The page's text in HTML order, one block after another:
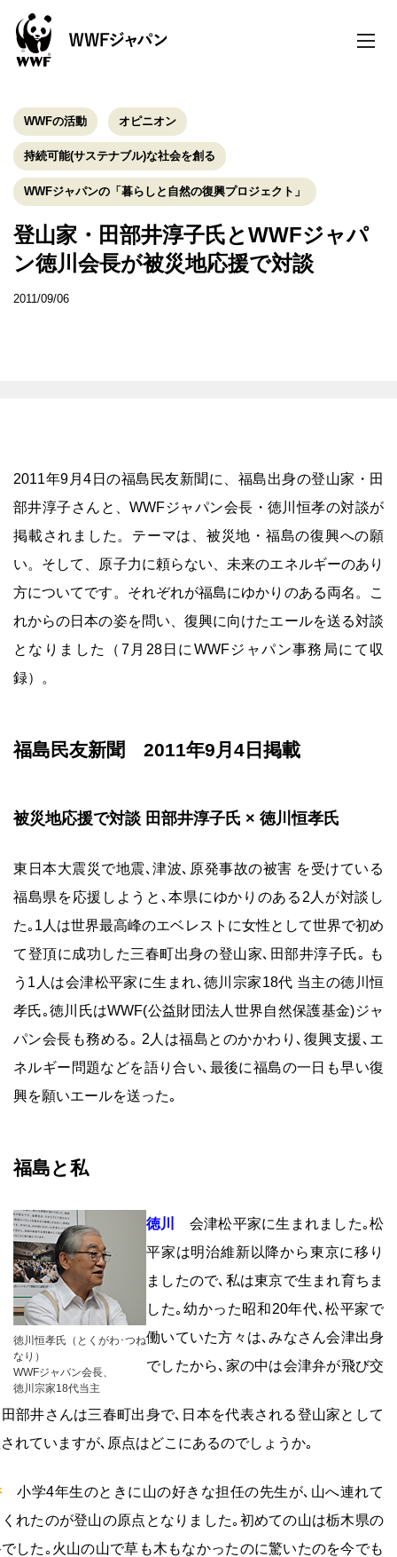
toggle
WWFの活動 オピニオン
持続可能(サステナブル)な社会を創る
WWFジャパンの「暮らしと自然の復興プロジェクト」
登山家・田部井淳子氏とWWFジャパ
ン徳川会長が被災地応援で対談
2011/09/06
2011年9月4日の福島民友新聞に、福島出身の登山家・田
部井淳子さんと、WWFジャパン会長・徳川恒孝の対談が
掲載されました。テーマは、被災地・福島の復興への願
い。そして、原子力に頼らない、未来のエネルギーのあり
方についてです。それぞれが福島にゆかりのある両名。こ
れからの日本の姿を問い、復興に向けたエールを送る対談
となりました（7月28日にWWFジャパン事務局にて収
録）。
福島民友新聞 2011年9月4日掲載
被災地応援で対談 田部井淳子氏 × 徳川恒孝氏
東日本大震災で地震､津波､原発事故の被害 を受けている
福島県を応援しようと､本県にゆかりのある2人が対談し
た｡1人は世界最高峰のエベレストに女性として世界で初め
て登頂に成功した三春町出身の登山家､田部井淳子氏｡ も
う1人は会津松平家に生まれ､徳川宗家18代 当主の徳川恒
孝氏｡徳川氏はWWF(公益財団法人世界自然保護基金)ジャ
パン会長も務める｡ 2人は福島とのかかわり､復興支援､エ
ネルギー問題などを語り合い､最後に福島の一日も早い復
興を願いエールを送った｡
福島と私
徳川恒孝氏（とくがわ･つね
なり）
WWFジャパン会長、
徳川宗家18代当主
井さんは三春町出身で､日本を代表される登山家として
れていますが､原点はどこにあるのでしょうか｡
小学4年生のときに山の好きな担任の先生が､山へ連れて
れたのが登山の原点となりました｡初めての山は栃木県の
した｡火山の山で草も木もなかったのに驚いたのを今でも
徳川
会津松平家に生まれました｡松
平家は明治維新以降から東京に移り
ましたので､私は東京で生まれ育ちま
した｡幼かった昭和20年代､松平家で
働いていた方々は､みなさん会津出身
でしたから､家の中は会津弁が飛び交